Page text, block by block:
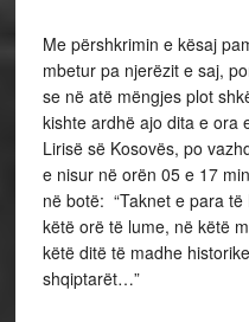
Me përshkrimin e kësaj
mbetur pa njerëzit e saj,
se në atë mëngjes plot
kishte ardhë ajo dita e ora
Lirisë së Kosovës, po
e nisur në orën 05 e 17
në botë: “Taknet e para
këtë orë të lume, në këtë
këtë ditë të madhe
shqiptarët…”